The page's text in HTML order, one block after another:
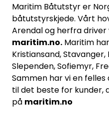
Maritim Båtutstyr er
båtutstyrskjede. Vårt
Arendal og herfra
maritim.no. Maritim
Kristiansand,
Slependen, Sofiemyr,
Sammen har vi en
til det beste for kunder,
på maritim.no